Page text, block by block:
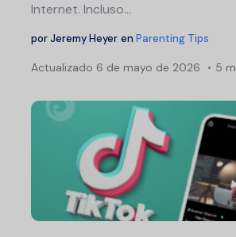
Internet. Incluso...
porJeremy Heyer en Parenting Tips
Actualizado 6 de mayo de 2026 5